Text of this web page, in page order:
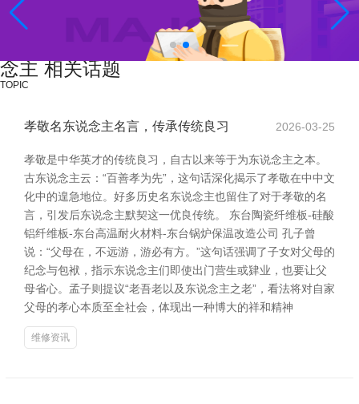
念主 相关话题
TOPIC
孝敬名东说念主名言，传承传统良习 2026-03-25
孝敬是中华英才的传统良习，自古以来等于为东说念主之本。
古东说念主云：“百善孝为先”，这句话深化揭示了孝敬在中中文
化中的遑急地位。好多历史名东说念主也留住了对于孝敬的名
言，引发后东说念主默契这一优良传统。 东台陶瓷纤维板-硅酸
铝纤维板-东台高温耐火材料-东台锅炉保温改造公司 孔子曾
说：“父母在，不远游，游必有方。”这句话强调了子女对父母的
纪念与包袱，指示东说念主们即使出门营生或肄业，也要让父
母省心。孟子则提议“老吾老以及东说念主之老”，看法将对自家
父母的孝心本质至全社会，体现出一种博大的祥和精神
维修资讯